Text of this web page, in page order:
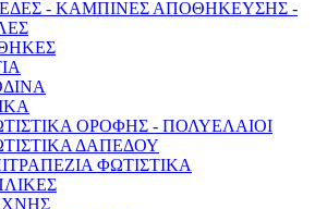
- ΚΑΜΠΙΝΕΣ ΑΠΟΘΗΚΕΥΣΗΣ -
ΟΡΟΦΗΣ - ΠΟΛΥΕΛΑΙΟΙ
ΔΑΠΕΔΟΥ
ΦΩΤΙΣΤΙΚΑ